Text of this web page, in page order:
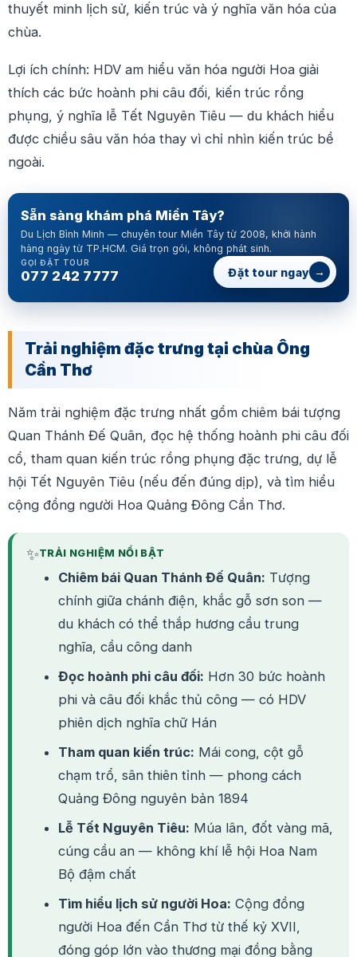
thuyết minh lịch sử, kiến trúc và ý nghĩa văn hóa của
chùa.
Lợi ích chính: HDV am hiểu văn hóa người Hoa giải
thích các bức hoành phi câu đối, kiến trúc rồng
phụng, ý nghĩa lễ Tết Nguyên Tiêu — du khách hiểu
được chiều sâu văn hóa thay vì chỉ nhìn kiến trúc bề
ngoài.
Sẵn sàng khám phá Miền Tây?
Du Lịch Bình Minh — chuyên tour Miền Tây từ 2008, khởi hành
hàng ngày từ TP.HCM. Giá trọn gói, không phát sinh.
GỌI ĐẶT TOUR
077 242 7777 Đặt tour ngay →
Trải nghiệm đặc trưng tại chùa Ông
Cần Thơ
Năm trải nghiệm đặc trưng nhất gồm chiêm bái tượng
Quan Thánh Đế Quân, đọc hệ thống hoành phi câu đối
cổ, tham quan kiến trúc rồng phụng đặc trưng, dự lễ
hội Tết Nguyên Tiêu (nếu đến đúng dịp), và tìm hiểu
cộng đồng người Hoa Quảng Đông Cần Thơ.
✨TRẢI NGHIỆM NỔI BẬT
Chiêm bái Quan Thánh Đế Quân: Tượng
chính giữa chánh điện, khắc gỗ sơn son —
du khách có thể thắp hương cầu trung
nghĩa, cầu công danh
Đọc hoành phi câu đối: Hơn 30 bức hoành
phi và câu đối khắc thủ công — có HDV
phiên dịch nghĩa chữ Hán
Tham quan kiến trúc: Mái cong, cột gỗ
chạm trổ, sân thiên tỉnh — phong cách
Quảng Đông nguyên bản 1894
Lễ Tết Nguyên Tiêu: Múa lân, đốt vàng mã,
cúng cầu an — không khí lễ hội Hoa Nam
Bộ đậm chất
Tìm hiểu lịch sử người Hoa: Cộng đồng
người Hoa đến Cần Thơ từ thế kỷ XVII,
đóng góp lớn vào thương mại đồng bằng